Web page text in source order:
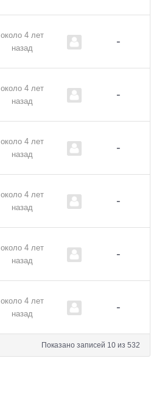
около 4 лет
назад
-
около 4 лет
назад
-
около 4 лет
назад
-
около 4 лет
назад
-
около 4 лет
назад
-
около 4 лет
назад
-
Показано записей 10 из 532